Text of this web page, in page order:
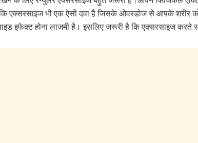
एक्सरसाइज भी एक ऐसी दवा है जिसके ओवरडोज से आपके शरीर
इफेक्ट होना लाजमी है। इसलिए जरूरी है कि एक्सरसाइज करते